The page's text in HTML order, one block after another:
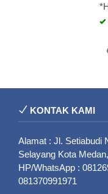
KONTAK KAMI
Alamat : Jl. Setiabudi
Selayang Kota
HP/WhatsApp :
081370991971